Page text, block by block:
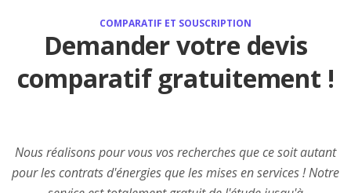
COMPARATIF ET SOUSCRIPTION
Demander votre devis
comparatif gratuitement !
Nous réalisons pour vous vos recherches que ce soit autant
pour les contrats d'énergies que les mises en services ! Notre